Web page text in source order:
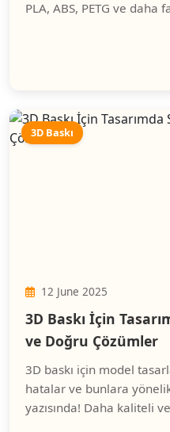
PLA, ABS, PETG ve daha
3D Baskı
12 June 2025
3D Baskı İçin
ve Doğru Çözümler
3D baskı için model
hatalar ve bunlara
yazısında! Daha kaliteli